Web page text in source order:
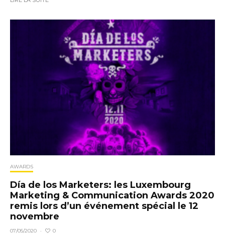
AWARDS
Día de los Marketers: les Luxembourg
Marketing & Communication Awards 2020
remis lors d’un événement spécial le 12
novembre
07/05/2020 · 0